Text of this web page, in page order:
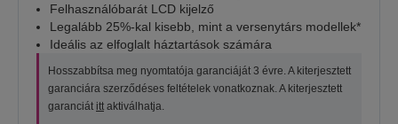
Felhasználóbarát LCD kijelző
Legalább 25%-kal kisebb, mint a versenytárs modellek*
Ideális az elfoglalt háztartások számára
Hosszabbítsa meg nyomtatója garanciáját 3 évre. A kiterjesztett
garanciára szerződéses feltételek vonatkoznak. A kiterjesztett
garanciát itt aktiválhatja.